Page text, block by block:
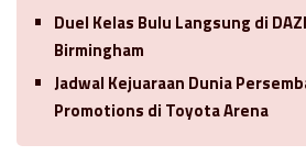
Duel Kelas Bulu Langsung di
Birmingham
Jadwal Kejuaraan Dunia
Promotions di Toyota Arena